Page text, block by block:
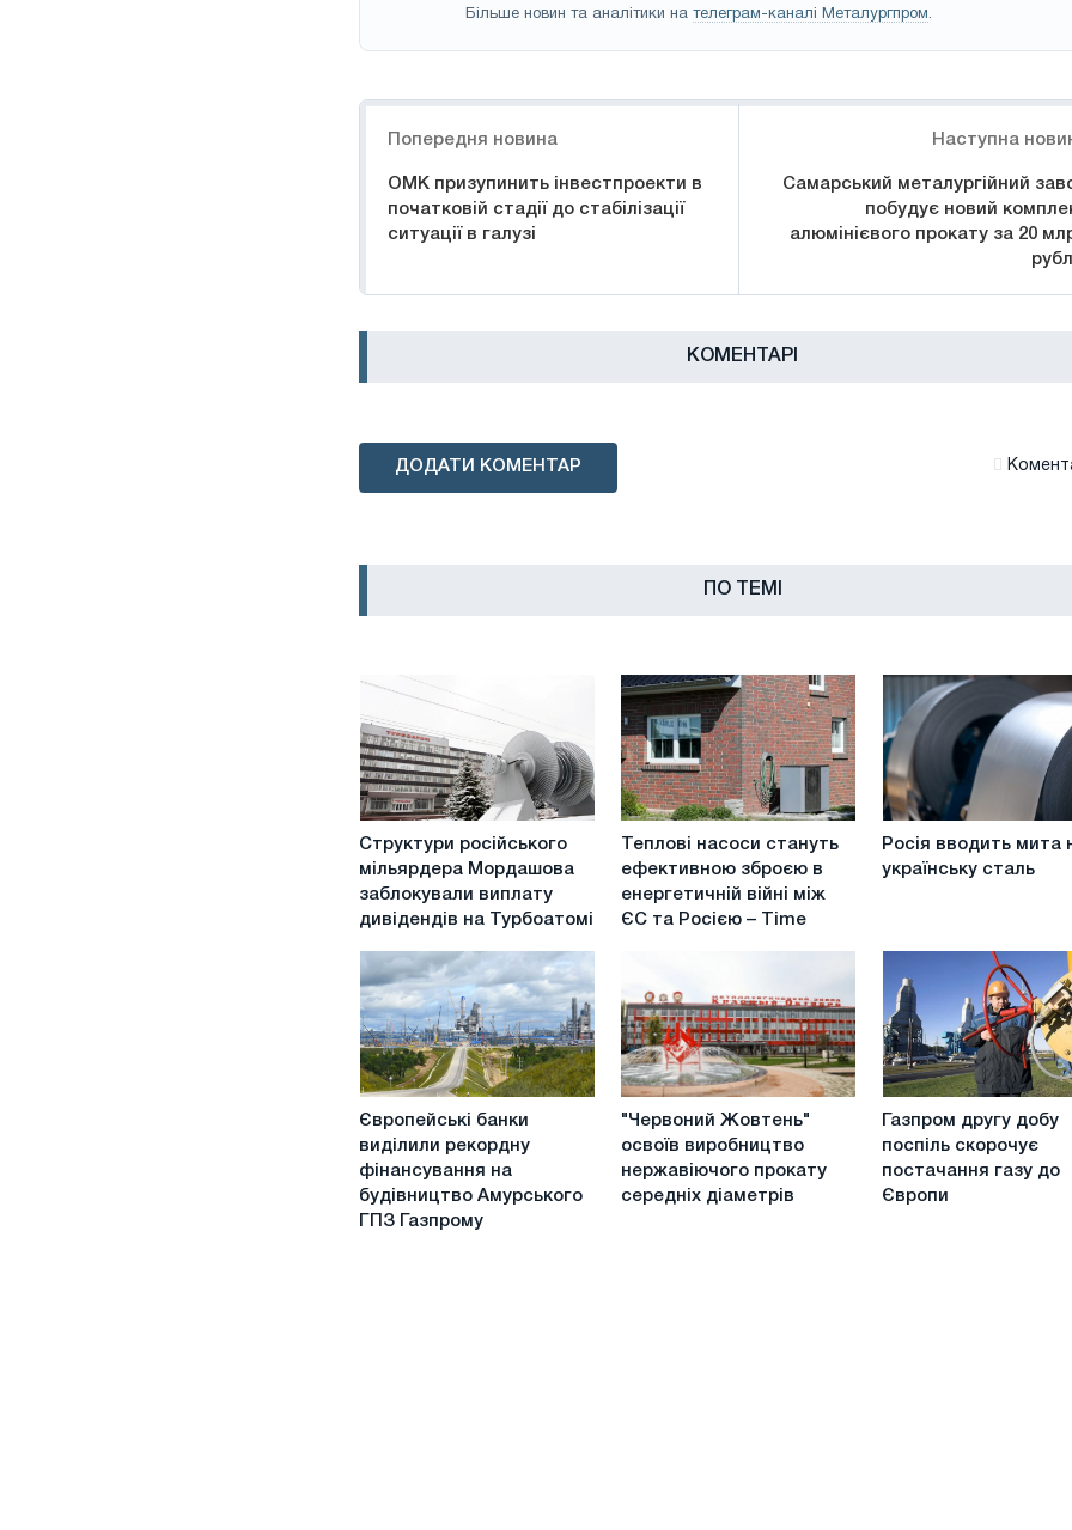
Більше новин та аналітики на телеграм-каналі Металургпром.
Попередня новина
ОМК призупинить інвестпроекти в
початковій стадії до стабілізації
ситуації в галузі
Наступна
Самарський металургійний
побудує новий
алюмінієвого прокату за 20
КОМЕНТАРІ
ДОДАТИ КОМЕНТАР
ПО ТЕМІ
російського
мільярдера
Мордашова
заблокували
виплату
дивідендів
на
Турбоатомі
Структури російського
мільярдера Мордашова
заблокували виплату
дивідендів на Турбоатомі
стануть
ефективною
війні
між
ЄС
та
Теплові насоси стануть
ефективною зброєю в
енергетичній війні між
ЄС та Росією – Time
мита
Росія вводить мита
українську сталь
банки
виділили
рекордну
фінансування
Європейські банки
виділили рекордну
фінансування на
будівництво Амурського
ГПЗ Газпрому
Жовтень"
виробництво
нержавіючого
"Червоний Жовтень"
освоїв виробництво
нержавіючого прокату
середніх діаметрів
другу
скорочує
Газпром другу добу
поспіль скорочує
постачання газу до
Європи